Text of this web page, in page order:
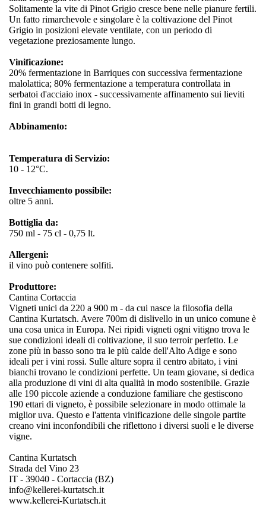
Solitamente la vite di Pinot Grigio cresce bene nelle pianure fertili.
Un fatto rimarchevole e singolare è la coltivazione del Pinot
Grigio in posizioni elevate ventilate, con un periodo di
vegetazione preziosamente lungo.
Vinificazione:
20% fermentazione in Barriques con successiva fermentazione
malolattica; 80% fermentazione a temperatura controllata in
serbatoi d'acciaio inox - successivamente affinamento sui lieviti
fini in grandi botti di legno.
Abbinamento:
Temperatura di Servizio:
10 - 12°C.
Invecchiamento possibile:
oltre 5 anni.
Bottiglia da:
750 ml - 75 cl - 0,75 lt.
Allergeni:
il vino può contenere solfiti.
Produttore:
Cantina Cortaccia
Vigneti unici da 220 a 900 m - da cui nasce la filosofia della
Cantina Kurtatsch. Avere 700m di dislivello in un unico comune è
una cosa unica in Europa. Nei ripidi vigneti ogni vitigno trova le
sue condizioni ideali di coltivazione, il suo terroir perfetto. Le
zone più in basso sono tra le più calde dell'Alto Adige e sono
ideali per i vini rossi. Sulle alture sopra il centro abitato, i vini
bianchi trovano le condizioni perfette. Un team giovane, si dedica
alla produzione di vini di alta qualità in modo sostenibile. Grazie
alle 190 piccole aziende a conduzione familiare che gestiscono
190 ettari di vigneto, è possibile selezionare in modo ottimale la
miglior uva. Questo e l'attenta vinificazione delle singole partite
creano vini inconfondibili che riflettono i diversi suoli e le diverse
vigne.
Cantina Kurtatsch
Strada del Vino 23
IT - 39040 - Cortaccia (BZ)
info@kellerei-kurtatsch.it
www.kellerei-Kurtatsch.it